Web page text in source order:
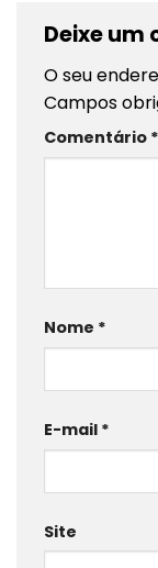
Deixe um
O seu
Campos
Comentário *
Nome *
E-mail *
Site